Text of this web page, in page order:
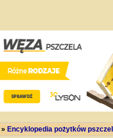
» Encyklopedia pożytków